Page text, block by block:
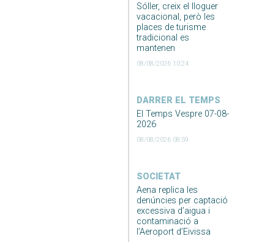
Sóller, creix el lloguer
vacacional, però les
places de turisme
tradicional es
mantenen
08/08/2026 10:24
DARRER EL TEMPS
El Temps Vespre 07-08-
2026
08/08/2026 08:59
SOCIETAT
Aena replica les
denúncies per captació
excessiva d’aigua i
contaminació a
l’Aeroport d’Eivissa